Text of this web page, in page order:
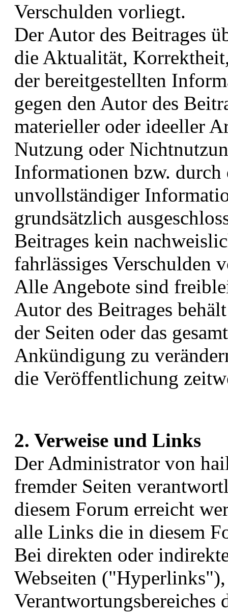
Verschulden vorliegt.
Der Autor des Beitrages
die Aktualität,
der bereitgestellten
gegen den Autor des
materieller oder ideeller
Nutzung oder
Informationen bzw.
unvollständiger
grundsätzlich
Beitrages kein
fahrlässiges Verschulden
Alle Angebote sind
Autor des Beitrages
der Seiten oder das
Ankündigung zu
die Veröffentlichung
2. Verweise und Links
Der Administrator von
fremder Seiten
diesem Forum erreicht
alle Links die in diesem
Bei direkten oder
Webseiten
Verantwortungsbereiches